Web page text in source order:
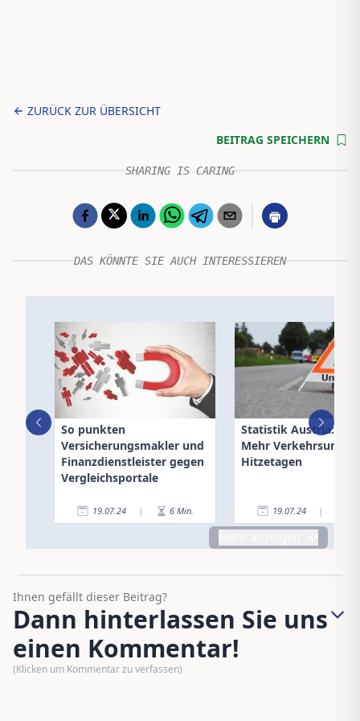
ZURÜCK ZUR ÜBERSICHT
BEITRAG SPEICHERN
SHARING IS CARING
DAS KÖNNTE SIE AUCH INTERESSIEREN
So punkten
Versicherungsmakler und
Finanzdienstleister gegen
Vergleichsportale
19.07.24 | 6 Min.
Statistik Austria: 15%
Mehr
Hitzetagen
19.07.24 |
Ihnen gefällt dieser Beitrag?
Dann hinterlassen Sie uns
einen Kommentar!
(Klicken um Kommentar zu verfassen)